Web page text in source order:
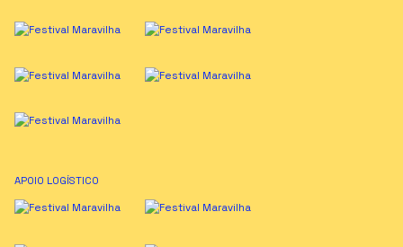
APOIO LOGÍSTICO